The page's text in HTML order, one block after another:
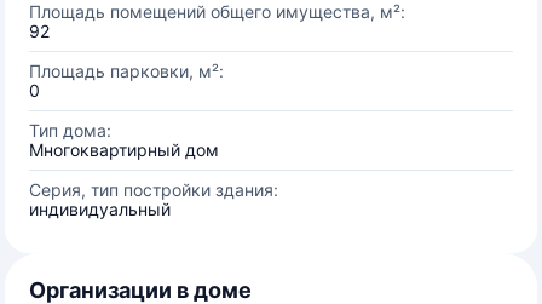
Площадь помещений общего имущества, м²:
92
Площадь парковки, м²:
0
Тип дома:
Многоквартирный дом
Серия, тип постройки здания:
индивидуальный
Организации в доме